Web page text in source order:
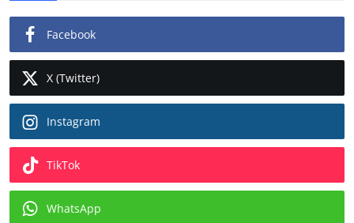
Facebook
X (Twitter)
Instagram
TikTok
WhatsApp